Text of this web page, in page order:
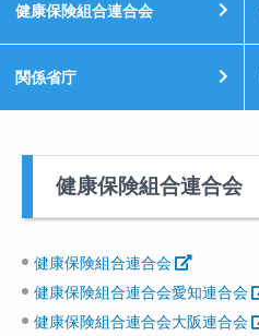
健康保険組合連合会
関係省庁
健康保険組合連合会
健康保険組合連合会
健康保険組合連合会愛知連合会
健康保険組合連合会大阪連合会